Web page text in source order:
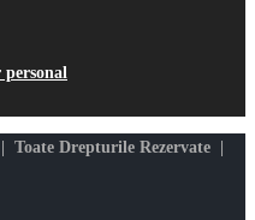
personal
Drepturile Rezervate |